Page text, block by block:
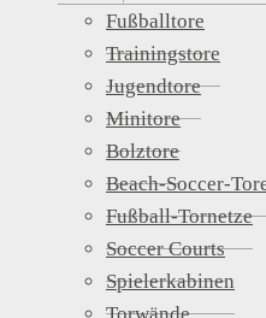
Fußballtore
Trainingstore
Jugendtore
Minitore
Bolztore
Beach-Soccer-
Fußball-Tornetze
Soccer Courts
Spielerkabinen